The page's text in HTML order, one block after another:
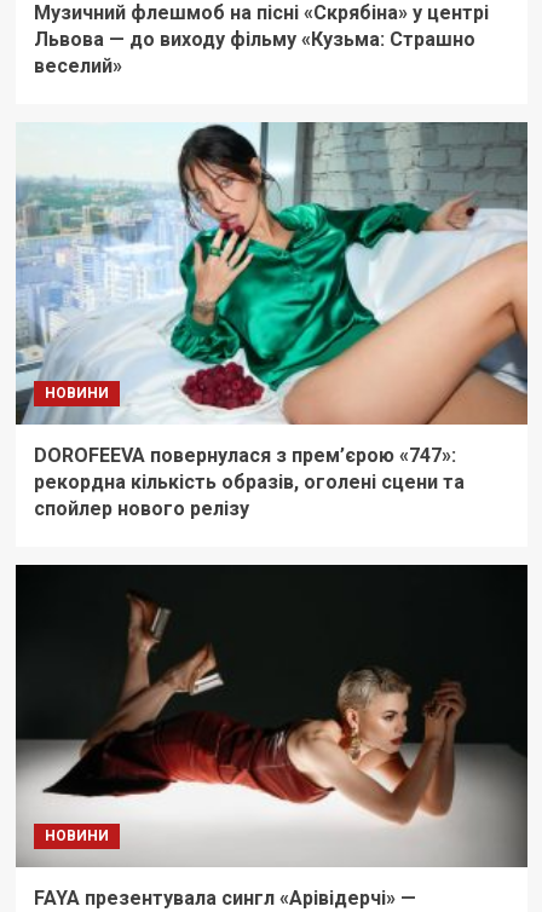
Музичний флешмоб на пісні «Скрябіна» у центрі
Львова — до виходу фільму «Кузьма: Страшно
веселий»
НОВИНИ
DOROFEEVA повернулася з прем’єрою «747»:
рекордна кількість образів, оголені сцени та
спойлер нового релізу
НОВИНИ
FAYA презентувала сингл «Арівідерчі» —